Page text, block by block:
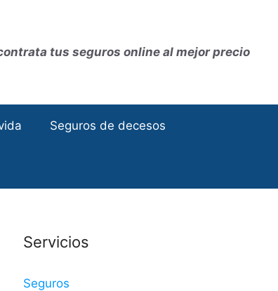
tus seguros online al mejor precio
Seguros de decesos
Servicios
Seguros